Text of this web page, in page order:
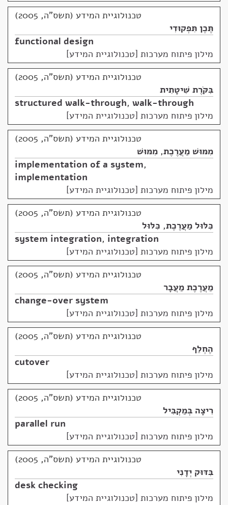
טכנולוגיית המידע (תשס"ה, 2005)
תֶּכֶן תִּפְקוּדִי
functional design
מילון פיתוח מערכות [טכנולוגיית המידע]
טכנולוגיית המידע (תשס"ה, 2005)
בִּקֹּרֶת שִׁיטָתִית
structured walk-through, walk-through
מילון פיתוח מערכות [טכנולוגיית המידע]
טכנולוגיית המידע (תשס"ה, 2005)
מִמּוּשׁ מַעֲרֶכֶת, מִמּוּשׁ
implementation of a system,
implementation
מילון פיתוח מערכות [טכנולוגיית המידע]
טכנולוגיית המידע (תשס"ה, 2005)
כִּלּוּל מַעֲרֶכֶת, כִּלּוּל
system integration, integration
מילון פיתוח מערכות [טכנולוגיית המידע]
טכנולוגיית המידע (תשס"ה, 2005)
מַעֲרֶכֶת מַעֲבָר
change-over system
מילון פיתוח מערכות [טכנולוגיית המידע]
טכנולוגיית המידע (תשס"ה, 2005)
הֶחְלֵף
cutover
מילון פיתוח מערכות [טכנולוגיית המידע]
טכנולוגיית המידע (תשס"ה, 2005)
רִיצָה בְּמַקְבִּיל
parallel run
מילון פיתוח מערכות [טכנולוגיית המידע]
טכנולוגיית המידע (תשס"ה, 2005)
בִּדּוּק יְדָנִי
desk checking
מילון פיתוח מערכות [טכנולוגיית המידע]